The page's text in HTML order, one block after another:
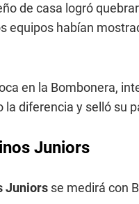
de casa logró
equipos habían
en la Bombonera,
la diferencia y selló su
Juniors
Juniors se medirá con